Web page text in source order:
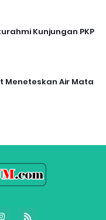
Kunjungan PKP
Meneteskan Air Mata